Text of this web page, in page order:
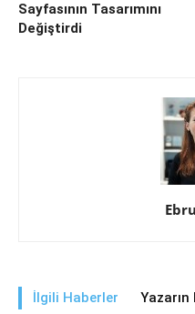
Sayfasının Tasarımını
Değiştirdi
İlgili Haberler